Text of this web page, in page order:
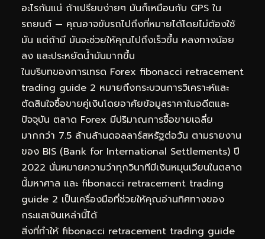
อะไรกันแน่ ถ้าเปรียบง่ายๆ มันก็เหมือนกับ GPS ใน
รถยนต์ — คุณอาจขับรถไปถึงที่หมายได้โดยไม่ต้องใช้
มัน แต่ถ้ามี มันจะช่วยให้คุณไปถึงเร็วขึ้น หลงทางน้อย
ลง และประหยัดน้ำมันมากขึ้น
ในบริบทของการเทรด Forex fibonacci retracement
trading guide 2 หมายถึงกระบวนการวิเคราะห์และ
ตัดสินใจซื้อขายคู่เงินโดยอาศัยข้อมูลราคาในอดีตและ
ปัจจุบัน ตลาด Forex มีปริมาณการซื้อขายเฉลี่ย
มากกว่า 7.5 ล้านล้านดอลลาร์สหรัฐต่อวัน ตามรายงาน
ของ BIS (Bank for International Settlements) ปี
2022 นั่นหมายความว่าทุกวินาทีมีเงินหมุนเวียนในตลาด
นี้มหาศาล และ fibonacci retracement trading
guide 2 เป็นเครื่องมือที่ช่วยให้คุณอ่านทิศทางของ
กระแสเงินเหล่านี้ได้
สิ่งที่ทำให้ fibonacci retracement trading guide